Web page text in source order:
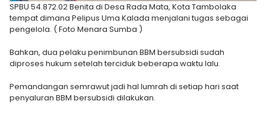
SPBU 54.872.02 Benita di Desa Rada Mata, Kota Tambolaka
tempat dimana Pelipus Uma Kalada menjalani tugas sebagai
pengelola. ( Foto Menara Sumba )
Bahkan, dua pelaku penimbunan BBM bersubsidi sudah
diproses hukum setelah terciduk beberapa waktu lalu.
Pemandangan semrawut jadi hal lumrah di setiap hari saat
penyaluran BBM bersubsidi dilakukan.